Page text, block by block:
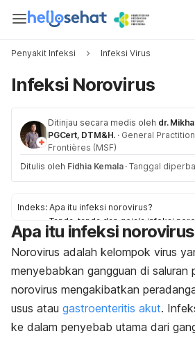
Penyakit Infeksi Infeksi Virus
Infeksi Norovirus
Ditinjau secara medis oleh dr.
PGCert, DTM&H. · General
Frontières (MSF)
Ditulis oleh Fidhia Kemala · Tanggal
Indeks: Apa itu infeksi norovirus?
Tanda-tanda dan gejala infeksi
Penyakit yang disebabkan
Faktor-faktor risiko
Cara mencegah penularan
Apa itu infeksi
Norovirus adalah kelompok virus
menyebabkan gangguan di saluran
norovirus mengakibatkan
usus atau gastroenteritis akut.
ke dalam penyebab utama dari